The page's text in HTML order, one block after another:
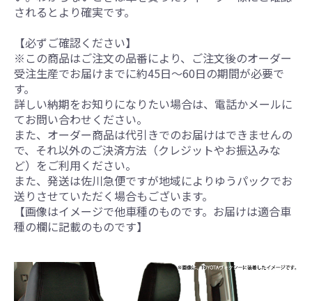
されるとより確実です。
【必ずご確認ください】
※この商品はご注文の品番により、ご注文後のオーダー
受注生産でお届けまでに約45日～60日の期間が必要で
す。
詳しい納期をお知りになりたい場合は、電話かメールに
てお問い合わせください。
また、オーダー商品は代引きでのお届けはできませんの
で、それ以外のご決済方法（クレジットやお振込みな
ど）をご利用ください。
また、発送は佐川急便ですが地域によりゆうパックでお
送りさせていただく場合もございます。
【画像はイメージで他車種のものです。お届けは適合車
種の欄に記載のものです】